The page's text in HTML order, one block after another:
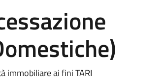
immobiliare ai fini TARI